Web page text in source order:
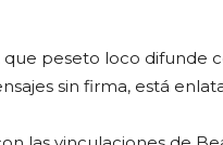
que peseto loco
sin firma, está